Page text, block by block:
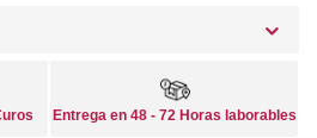
Entrega en 48 - 72 Horas laborables